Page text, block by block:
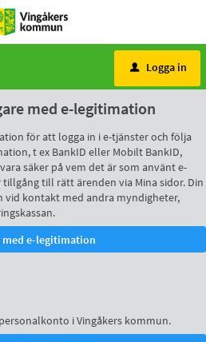
u Logga in
med e-legitimation
för att logga in i e-tjänster och följa
t ex BankID eller Mobilt BankID,
säker på vem det är som använt e-
till rätt ärenden via Mina sidor. Din
vid kontakt med andra myndigheter,
i Vingåkers kommun.